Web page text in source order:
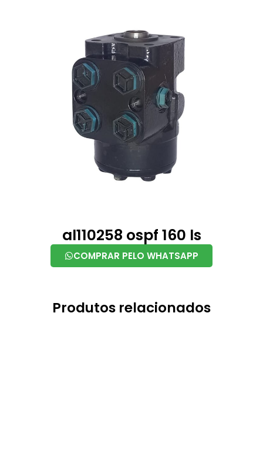
al110258 ospf 160 ls
COMPRAR PELO WHATSAPP
Produtos relacionados